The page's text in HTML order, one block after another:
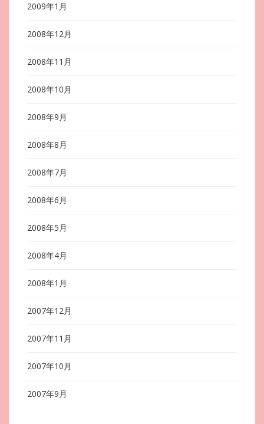
2009年1月
2008年12月
2008年11月
2008年10月
2008年9月
2008年8月
2008年7月
2008年6月
2008年5月
2008年4月
2008年1月
2007年12月
2007年11月
2007年10月
2007年9月